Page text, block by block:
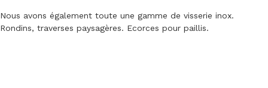
Nous avons également toute une gamme de visserie inox.
Rondins, traverses paysagères. Ecorces pour paillis.